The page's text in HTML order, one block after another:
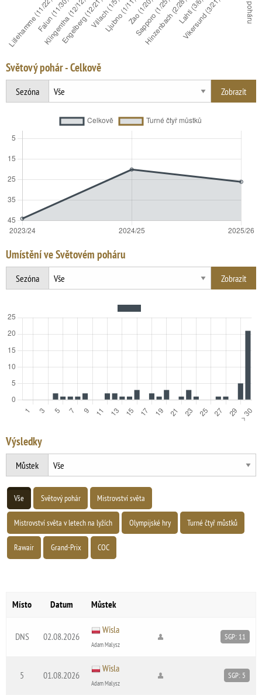
Světový pohár - Celkově
Sezóna
Umístění ve Světovém poháru
Sezóna
Výsledky
Můstek
Vše Světový pohár Mistrovství světa
Mistrovství světa v letech na lyžích Olympijské hry Turné čtyř můstků
Rawair Grand-Prix COC
Místo Datum Můstek
DNS 02.08.2026
Wisla
Adam Malysz
SGP: 11
5 01.08.2026
Wisla
Adam Malysz
SGP: 5